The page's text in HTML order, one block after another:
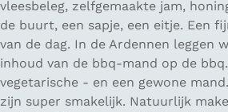
vleesbeleg, zelfgemaakte jam,
de buurt, een sapje, een eitje. Een
van de dag. In de Ardennen leggen
inhoud van de bbq-mand op de
vegetarische - en een gewone
zijn super smakelijk. Natuurlijk